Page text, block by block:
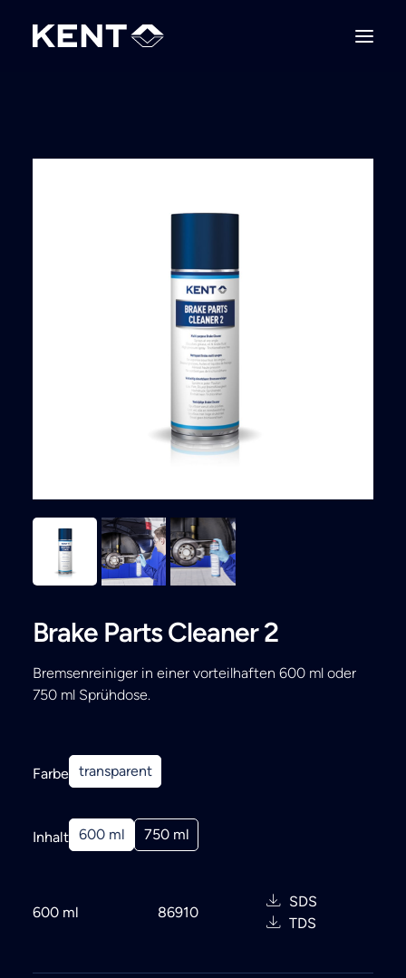
Brake Parts Cleaner 2
Bremsenreiniger in einer vorteilhaften 600 ml oder
750 ml Sprühdose.
Farbe transparent
Inhalt 600 ml 750 ml
600 ml 86910
SDS
TDS